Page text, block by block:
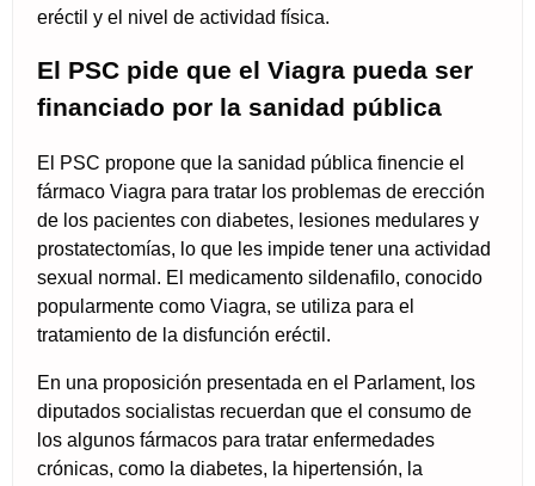
eréctil y el nivel de actividad física.
El PSC pide que el Viagra pueda ser
financiado por la sanidad pública
El PSC propone que la sanidad pública finencie el
fármaco Viagra para tratar los problemas de erección
de los pacientes con diabetes, lesiones medulares y
prostatectomías, lo que les impide tener una actividad
sexual normal. El medicamento sildenafilo, conocido
popularmente como Viagra, se utiliza para el
tratamiento de la disfunción eréctil.
En una proposición presentada en el Parlament, los
diputados socialistas recuerdan que el consumo de
los algunos fármacos para tratar enfermedades
crónicas, como la diabetes, la hipertensión, la